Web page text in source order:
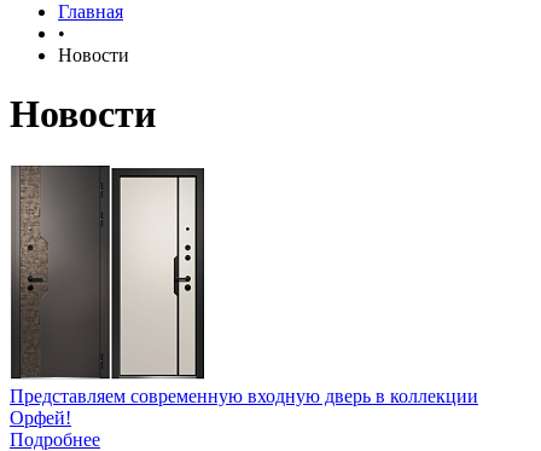
Главная
•
Новости
Новости
Представляем современную входную дверь в коллекции
Орфей!
Подробнее